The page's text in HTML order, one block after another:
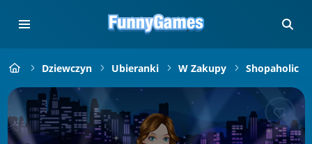
Dziewczyn Ubieranki W Zakupy Shopaholic